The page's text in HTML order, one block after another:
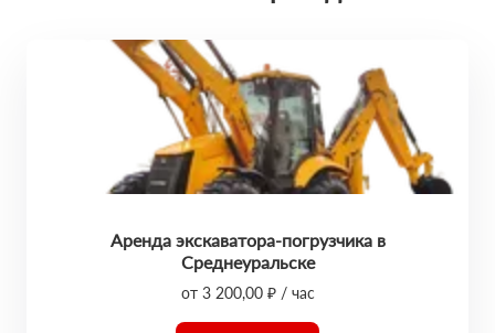
Аренда экскаватора-погрузчика в
Среднеуральске
от 3 200,00 ₽ / час